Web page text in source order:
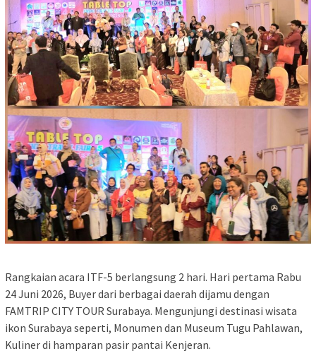
Rangkaian acara ITF-5 berlangsung 2 hari. Hari pertama Rabu
24 Juni 2026, Buyer dari berbagai daerah dijamu dengan
FAMTRIP CITY TOUR Surabaya. Mengunjungi destinasi wisata
ikon Surabaya seperti, Monumen dan Museum Tugu Pahlawan,
Kuliner di hamparan pasir pantai Kenjeran.